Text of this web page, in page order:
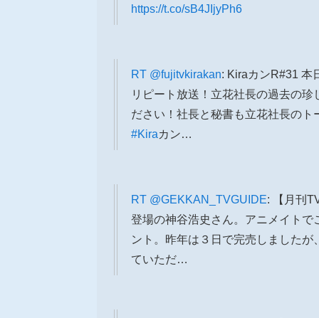
https://t.co/sB4JIjyPh6
RT @fujitvkirakan: KiraカンR#31 本
リピート放送！立花社長の過去の
ださい！社長と秘書も立花社長のト
#Kiraカン…
RT @GEKKAN_TVGUIDE: 【月刊
登場の神谷浩史さん。アニメイト
ント。昨年は３日で完売しました
ていただ…